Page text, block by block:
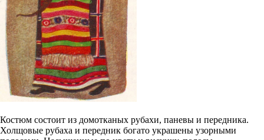
Костюм состоит из домотканых рубахи, паневы и передника.
Холщовые рубаха и передник богато украшены узорными